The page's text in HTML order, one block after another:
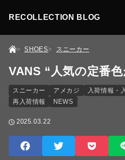
RECOLLECTION BLOG
SHOES スニーカー
VANS “人気の定番
スニーカー アメカジ 入荷情報・
再入荷情報
NEWS
2025.03.22